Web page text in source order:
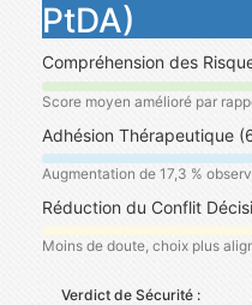
PtDA)
Compréhension des
Score moyen amélioré par
Adhésion Thérapeutique
Augmentation de 17,3 %
Réduction du Conflit
Moins de doute, choix plus
Verdict de Sécurité :